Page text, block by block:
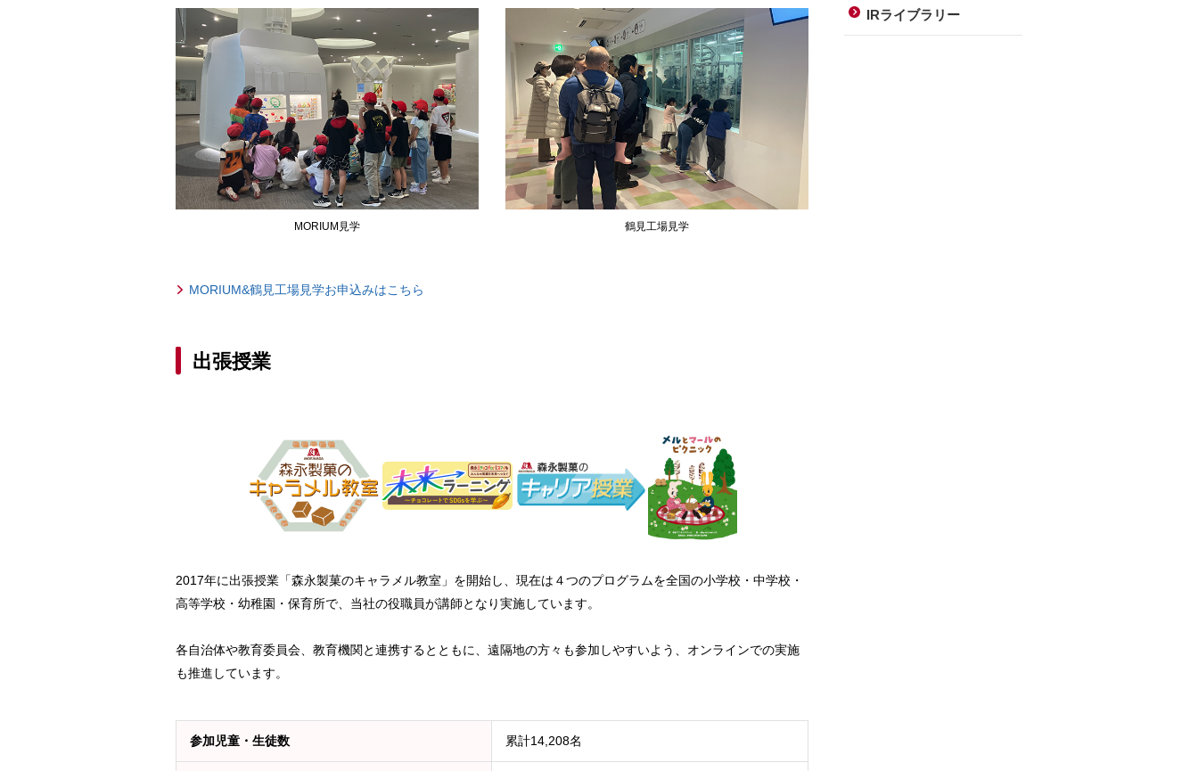
MORIUM見学 鶴見工場見学
MORIUM&鶴見工場見学お申込みはこちら
出張授業
2017年に出張授業「森永製菓のキャラメル教室」を開始し、現在は４つのプログラムを全国の小学校・中学校・
高等学校・幼稚園・保育所で、当社の役職員が講師となり実施しています。
各自治体や教育委員会、教育機関と連携するとともに、遠隔地の方々も参加しやすいよう、オンラインでの実施
も推進しています。
参加児童・生徒数 累計14,208名
IRライブラリー